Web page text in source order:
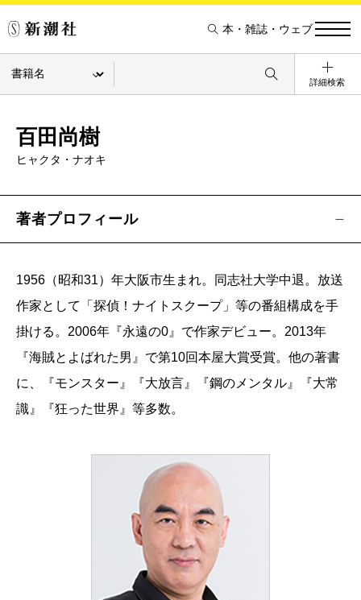
本・雑誌・ウェブ
詳細検索
百田尚樹
ヒャクタ・ナオキ
著者プロフィール
1956（昭和31）年大阪市生まれ。同志社大学中退。放送
作家として「探偵！ナイトスクープ」等の番組構成を手
掛ける。2006年『永遠の0』で作家デビュー。2013年
『海賊とよばれた男』で第10回本屋大賞受賞。他の著書
に、『モンスター』『大放言』『鋼のメンタル』『大常
識』『狂った世界』等多数。